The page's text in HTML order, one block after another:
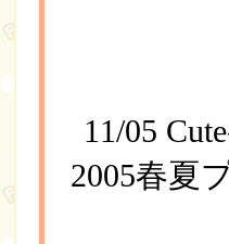
11/05
2005春夏